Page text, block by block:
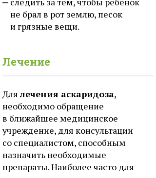
не брал в рот землю, песок
и грязные вещи.
Лечение
Для лечения аскаридоза,
необходимо обращение
в ближайшее медицинское
учреждение, для консультации
со специалистом, способным
назначить необходимые
препараты. Наиболее часто для